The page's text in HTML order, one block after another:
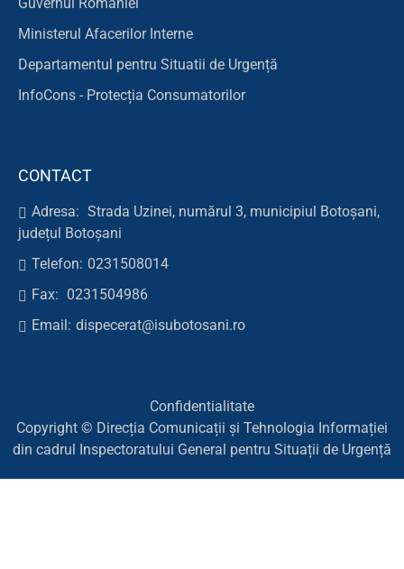
Guvernul României
Ministerul Afacerilor Interne
Departamentul pentru Situatii de Urgență
InfoCons - Protecția Consumatorilor
CONTACT
Adresa: Strada Uzinei, numărul 3, municipiul Botoșani,
județul Botoșani
Telefon: 0231508014
Fax: 0231504986
Email: dispecerat@isubotosani.ro
Confidentialitate
Copyright © Direcția Comunicații și Tehnologia Informației
din cadrul Inspectoratului General pentru Situații de Urgență